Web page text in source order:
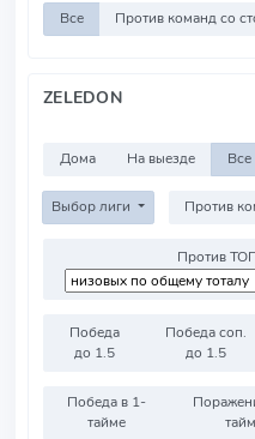
Все
ZELEDON
Дома На выезде Все
Выбор лиги
Против
Победа
до 1.5
Победа соп.
до 1.5
Победа в 1-
тайме